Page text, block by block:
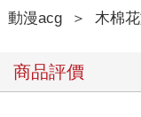
動漫acg ＞ 木棉
商品評價